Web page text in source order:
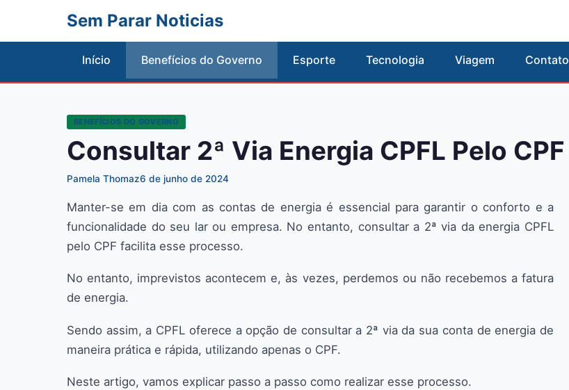
Sem Parar Noticias
Início Benefícios do Governo Esporte Tecnologia Viagem Contato
BENEFÍCIOS DO GOVERNO
Consultar 2ª Via Energia CPFL Pelo CPF
Pamela Thomaz6 de junho de 2024
Manter-se em dia com as contas de energia é essencial para garantir o conforto e a
funcionalidade do seu lar ou empresa. No entanto, consultar a 2ª via da energia CPFL
pelo CPF facilita esse processo.
No entanto, imprevistos acontecem e, às vezes, perdemos ou não recebemos a fatura
de energia.
Sendo assim, a CPFL oferece a opção de consultar a 2ª via da sua conta de energia de
maneira prática e rápida, utilizando apenas o CPF.
Neste artigo, vamos explicar passo a passo como realizar esse processo.